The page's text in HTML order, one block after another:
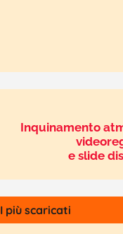
Inquinamento
e slide
I più scaricati